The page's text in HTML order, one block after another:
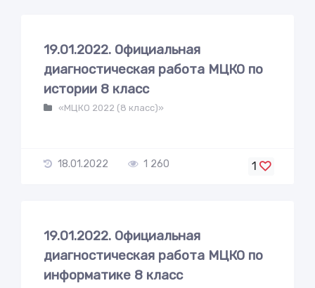
19.01.2022. Официальная
диагностическая работа МЦКО по
истории 8 класс
«МЦКО 2022 (8 класс)»
18.01.2022 1 260 1
19.01.2022. Официальная
диагностическая работа МЦКО по
информатике 8 класс